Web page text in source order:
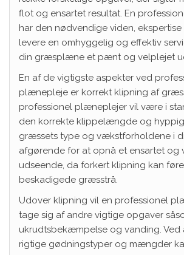
flot og ensartet resultat. En
har den nødvendige viden,
levere en omhyggelig og effektiv
din græsplæne et pænt og velplejet
En af de vigtigste aspekter ved
plænepleje er korrekt klipning af
professionel plæneplejer vil være i
den korrekte klippelængde og
græssets type og vækstforholdene i
afgørende for at opnå et ensartet og
udseende, da forkert klipning kan
beskadigede græsstrå.
Udover klipning vil en professionel
tage sig af andre vigtige opgaver
ukrudtsbekæmpelse og vanding. Ved
rigtige gødningstyper og mængder